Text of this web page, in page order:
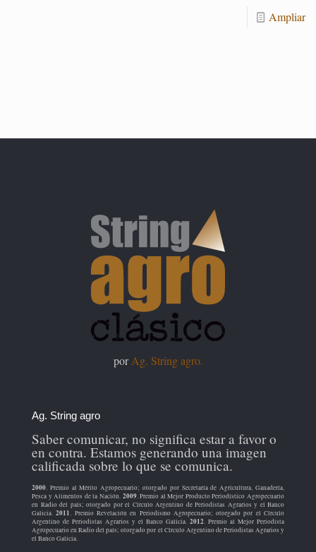
Am­pliar
porAg. String agro.
Ag. String agro
Saber comunicar, no significa estar a favor o
en contra. Estamos generando una imagen
calificada sobre lo que se comunica.
2000. Premio al Mérito Agropecuario; otorgado por Secretaría de Agricultura, Ganadería,
Pesca y Alimentos de la Nación. 2009. Premio al Mejor Producto Periodístico Agropecuario
en Radio del país; otorgado por el Círculo Argentino de Periodistas Agrarios y el Banco
Galicia.2011. Premio Revelación en Periodismo Agropecuario; otorgado por el Círculo
Argentino de Periodistas Agrarios y el Banco Galicia. 2012. Premio al Mejor Periodista
Agropecuario en Radio del país; otorgado por el Círculo Argentino de Periodistas Agrarios y
el Banco Galicia.